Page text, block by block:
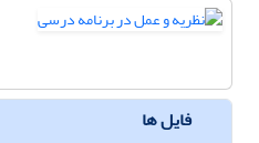
فایل ها